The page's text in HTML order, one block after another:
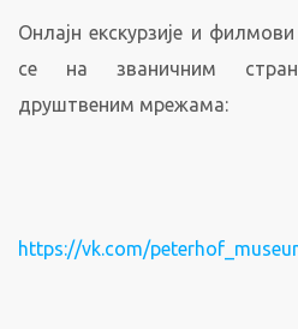
Онлајн екскурзије и
се на званичним
друштвеним мрежама:
https://vk.com/